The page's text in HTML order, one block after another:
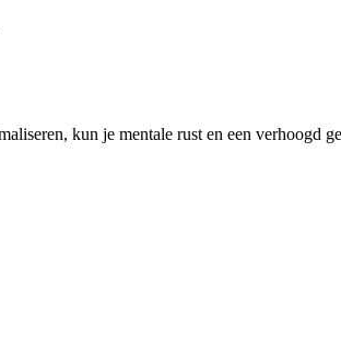
kun je mentale rust en een verhoogd